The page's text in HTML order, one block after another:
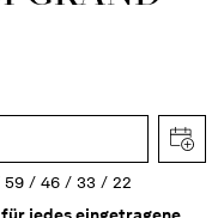
59 46 33
22